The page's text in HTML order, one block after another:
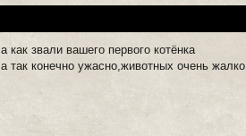
а как звали вашего первого котёнка
а так конечно ужасно,животных очень жалко